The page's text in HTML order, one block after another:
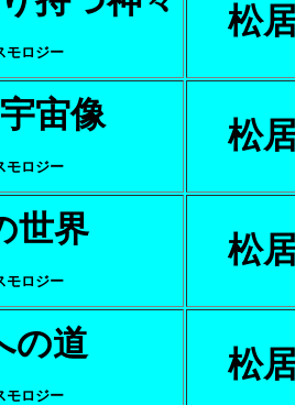
モロジー
松
宙像
モロジー
松
世界
モロジー
松
の道
モロジー
松